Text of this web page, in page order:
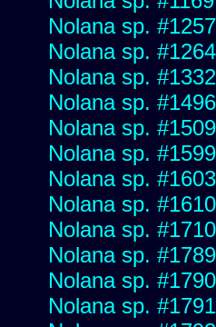
Nolana sp. #1257
Nolana sp. #1264
Nolana sp. #1332
Nolana sp. #1496
Nolana sp. #1509
Nolana sp. #1599
Nolana sp. #1603
Nolana sp. #1610
Nolana sp. #1710
Nolana sp. #1789
Nolana sp. #1790
Nolana sp. #1791